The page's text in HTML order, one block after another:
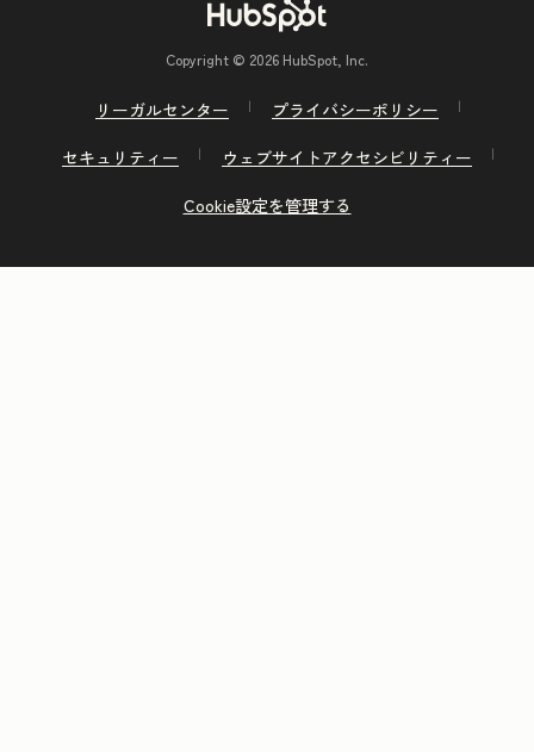
Copyright © 2026 HubSpot, Inc.
リーガルセンター
プライバシーポリシー
セキュリティー
ウェブサイトアクセシビリティー
Cookie設定を管理する